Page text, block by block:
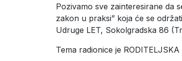
Pozivamo sve zainteresirane da
zakon u praksi” koja će se
Udruge LET, Sokolgradska 86
Tema radionice je RODITELJSKA